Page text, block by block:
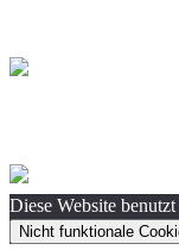
Diese Website
Nicht funktionale